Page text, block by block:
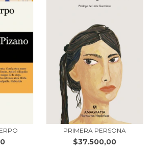
PRIMERA PERSONA
$37.500,00